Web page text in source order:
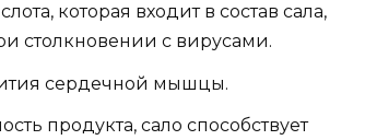
которая входит в состав сала,
столкновении с вирусами.
сердечной мышцы.
продукта, сало способствует